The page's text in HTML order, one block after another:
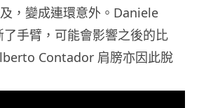
，變成連環意外。Daniele
手臂，可能會影響之後的比
Contador 肩膀亦因此脫